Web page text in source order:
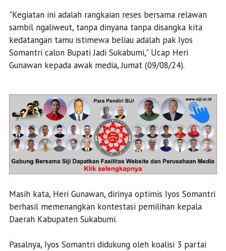
"Kegiatan ini adalah rangkaian reses bersama relawan
sambil ngaliweut, tanpa dinyana tanpa disangka kita
kedatangan tamu istimewa beliau adalah pak Iyos
Somantri calon Bupati Jadi Sukabumi," Ucap Heri
Gunawan kepada awak media, Jumat (09/08/24).
Masih kata, Heri Gunawan, dirinya optimis Iyos Somantri
berhasil memenangkan kontestasi pemilihan kepala
Daerah Kabupaten Sukabumi.
Pasalnya, Iyos Somantri didukung oleh koalisi 3 partai